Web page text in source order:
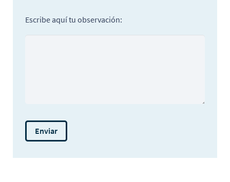
Escribe aquí tu observación: